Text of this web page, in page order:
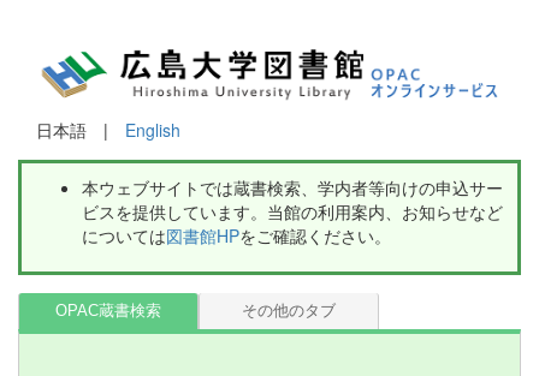
日本語 | English
本ウェブサイトでは蔵書検索、学内者等向けの申込サー
ビスを提供しています。当館の利用案内、お知らせなど
については図書館HPをご確認ください。
OPAC蔵書検索 その他のタブ